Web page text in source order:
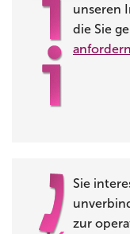
unseren
die Sie
anfordern
Sie
zur